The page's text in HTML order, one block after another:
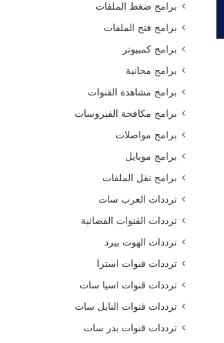
برامج ضغط الملفات
برامج فتح الملفات
برامج كمبيوتر
برامج مجانية
برامج مشاهدة القنوات
برامج مكافحة الفيروسات
برامج مواصلات
برامج موبايل
برامج نقل الملفات
ترددات العرب سات
ترددات القنوات الفضائية
ترددات الهوت بيرد
ترددات قنوات استرا
ترددات قنوات اسيا سات
ترددات قنوات النايل سات
ترددات قنوات بدر سات